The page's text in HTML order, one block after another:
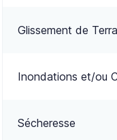
Glissement de
Inondations et/ou
Sécheresse